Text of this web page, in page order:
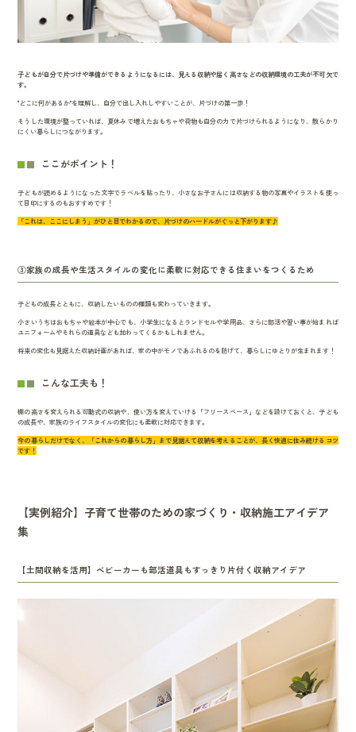
子どもが自分で片づけや準備ができるようになるには、見える収納や届く高さなどの収納環境の工夫が不可欠で
す。
"どこに何があるか"を理解し、自分で出し入れしやすいことが、片づけの第一歩！
そうした環境が整っていれば、夏休みで増えたおもちゃや荷物も自分の力で片づけられるようになり、散らかり
にくい暮らしにつながります。
ここがポイント！
子どもが読めるようになった文字でラベルを貼ったり、小さなお子さんには収納する物の写真やイラストを使っ
て目印にするのもおすすめです！
「これは、ここにしまう」がひと目でわかるので、片づけのハードルがぐっと下がります♪
③家族の成長や生活スタイルの変化に柔軟に対応できる住まいをつくるため
子どもの成長とともに、収納したいものの種類も変わっていきます。
小さいうちはおもちゃや絵本が中心でも、小学生になるとランドセルや学用品、さらに部活や習い事が始まれば
ユニフォームやそれらの道具なども加わってくるかもしれません。
将来の変化も見据えた収納計画があれば、家の中がモノであふれるのを防げて、暮らしにゆとりが生まれます！
こんな工夫も！
棚の高さを変えられる可動式の収納や、使い方を変えていける「フリースペース」などを設けておくと、子ども
の成長や、家族のライフスタイルの変化にも柔軟に対応できます。
今の暮らしだけでなく、「これからの暮らし方」まで見据えて収納を考えることが、長く快適に住み続けるコツ
です！
【実例紹介】子育て世帯のための家づくり・収納施工アイデア
集
【土間収納を活用】ベビーカーも部活道具もすっきり片付く収納アイデア